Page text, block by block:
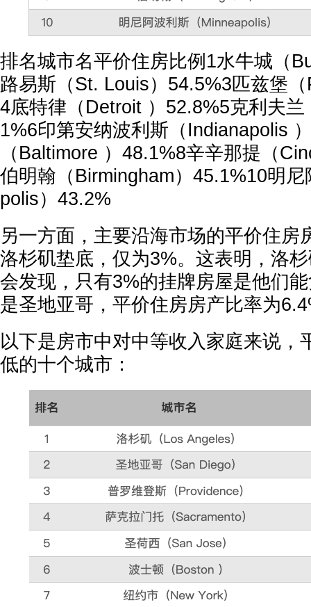
排名城市名平价住房比例1水牛城（
路易斯（St. Louis）54.5%3匹兹堡
4底特律（Detroit ）52.8%5克利夫
1%6印第安纳波利斯（Indianapolis
（Baltimore ）48.1%8辛辛那提（
伯明翰（Birmingham）45.1%10明
polis）43.2%
另一方面，主要沿海市场的平价住房
洛杉矶垫底，仅为3%。这表明，洛
会发现，只有3%的挂牌房屋是他们
是圣地亚哥，平价住房房产比率为
以下是房市中对中等收入家庭来说，
低的十个城市：